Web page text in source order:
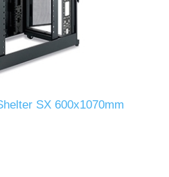
SX 600x1070mm